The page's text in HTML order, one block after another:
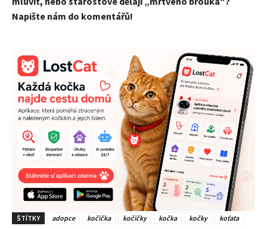
Napište nám do komentářů!
ŠTÍTKY adopce kočička kočičky kočka kočky
koťata